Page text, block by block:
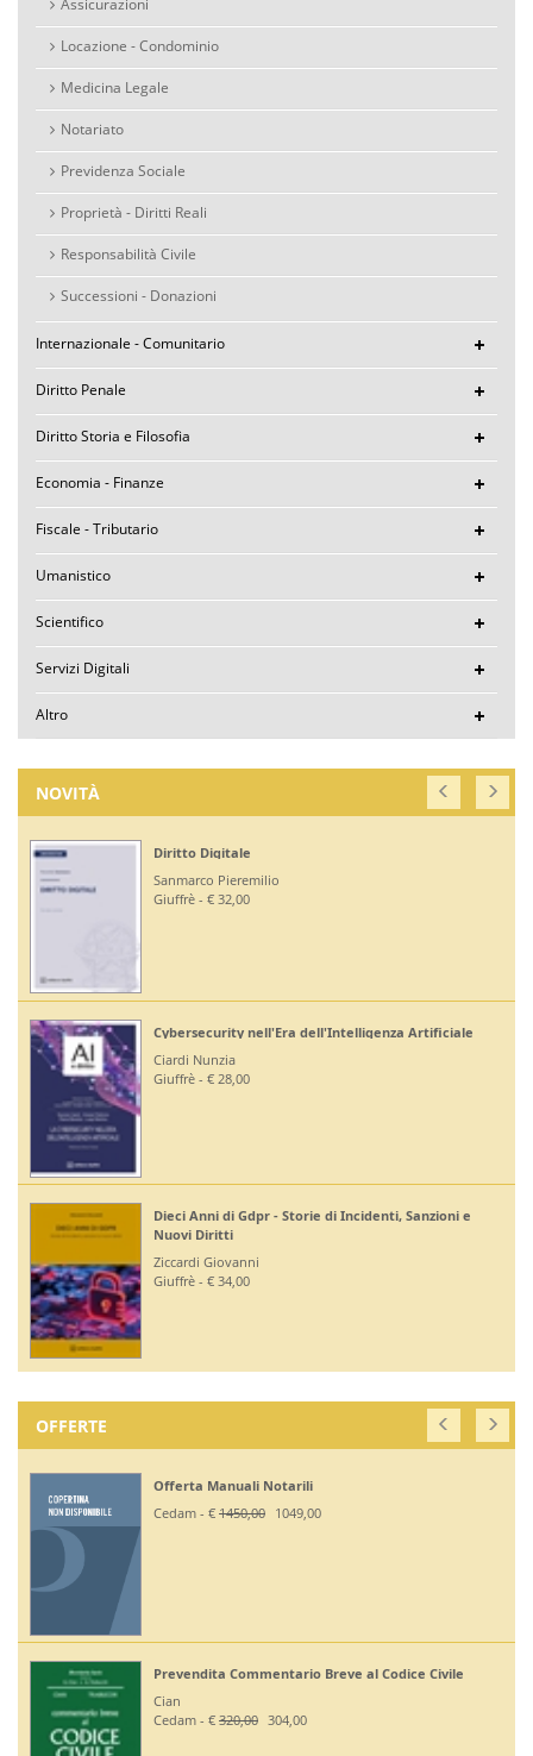
Locazione - Condominio
Medicina Legale
Notariato
Previdenza Sociale
Proprietà - Diritti Reali
Responsabilità Civile
Successioni - Donazioni
Internazionale - Comunitario
Diritto Penale
Diritto Storia e Filosofia
Economia - Finanze
Fiscale - Tributario
Umanistico
Scientifico
Servizi Digitali
Altro
NOVITÀ
Diritto Digitale
Sanmarco Pieremilio
Giuffrè - € 32,00
Cybersecurity nell'Era dell'Intelligenza Artificiale
Ciardi Nunzia
Giuffrè - € 28,00
Dieci Anni di Gdpr - Storie di Incidenti, Sanzioni e
Nuovi Diritti
Ziccardi Giovanni
Giuffrè - € 34,00
OFFERTE
Offerta Manuali Notarili
Cedam - € 1450,00 1049,00
Prevendita Commentario Breve al Codice Civile
Cian
Cedam - € 320,00 304,00